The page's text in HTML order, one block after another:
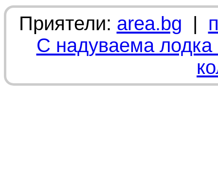
Приятели: area.bg |
С надуваема лодка